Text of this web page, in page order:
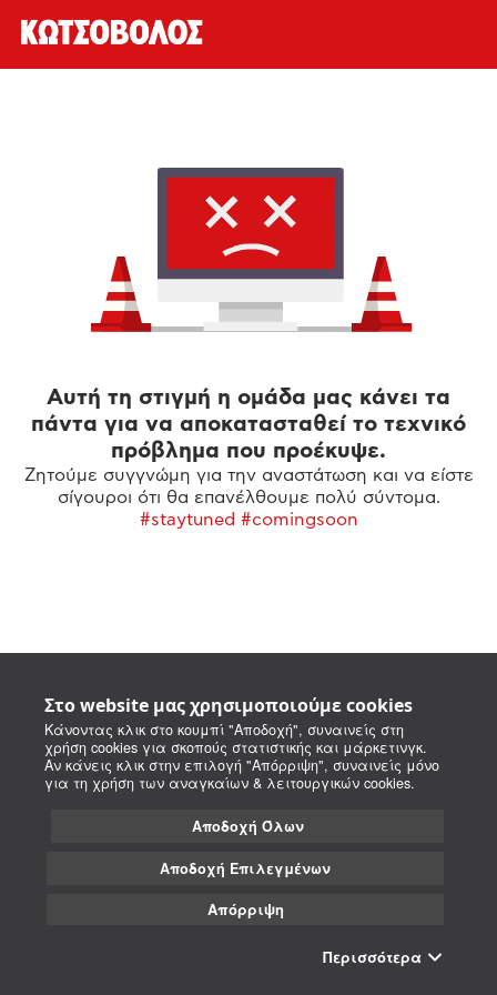
Στο website μας χρησιμοποιούμε cookies
Κάνοντας κλικ στο κουμπί "Αποδοχή", συναινείς στη
χρήση cookies για σκοπούς στατιστικής και μάρκετινγκ.
Αν κάνεις κλικ στην επιλογή "Απόρριψη", συναινείς μόνο
για τη χρήση των αναγκαίων & λειτουργικών cookies.
Αποδοχή Όλων
Αποδοχή Επιλεγμένων
Απόρριψη
Περισσότερα
Αυτή τη στιγμή η ομάδα μας κάνει τα
πάντα για να αποκατασταθεί το τεχνικό
πρόβλημα που προέκυψε.
Ζητούμε συγγνώμη για την αναστάτωση και να είστε
σίγουροι ότι θα επανέλθουμε πολύ σύντομα.
#staytuned #comingsoon